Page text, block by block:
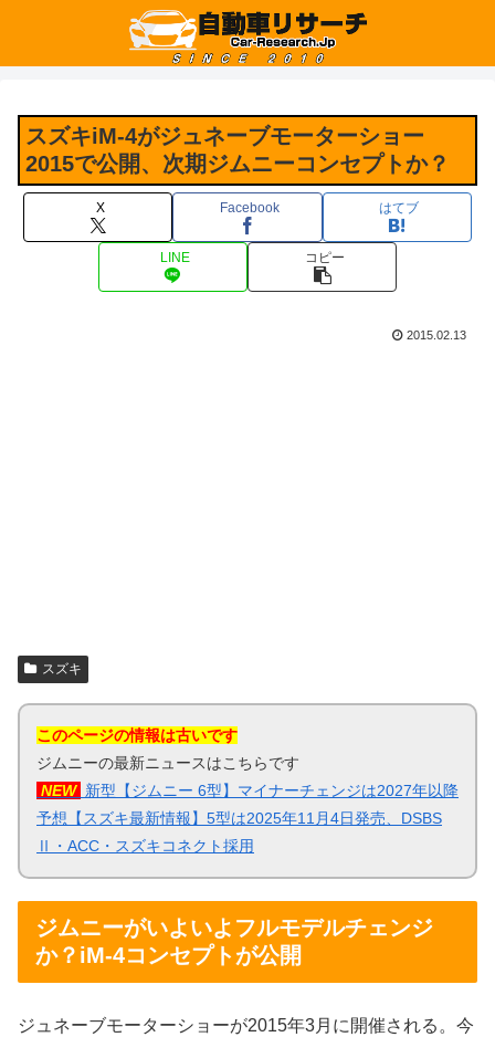
スズキiM-4がジュネーブモーターショー
2015で公開、次期ジムニーコンセプトか？
X Facebook はてブ
LINE コピー
2015.02.13
スズキ
このページの情報は古いです
ジムニーの最新ニュースはこちらです
NEW 新型【ジムニー 6型】マイナーチェンジは2027年以降
予想【スズキ最新情報】5型は2025年11月4日発売、DSBS
Ⅱ・ACC・スズキコネクト採用
ジムニーがいよいよフルモデルチェンジ
か？iM-4コンセプトが公開
ジュネーブモーターショーが2015年3月に開催される。今